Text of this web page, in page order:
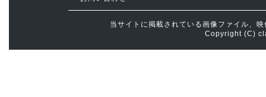
当サイトに掲載されている画像ファイル、
Copyright (C)